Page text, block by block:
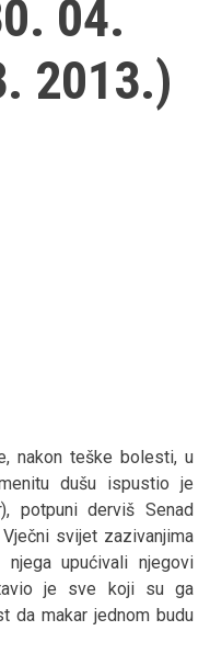
04.
2013.)
nakon teške bolesti, u
dušu ispustio je
), potpuni derviš Senad
svijet zazivanjima
upućivali njegovi
je sve koji su ga
da makar jednom budu